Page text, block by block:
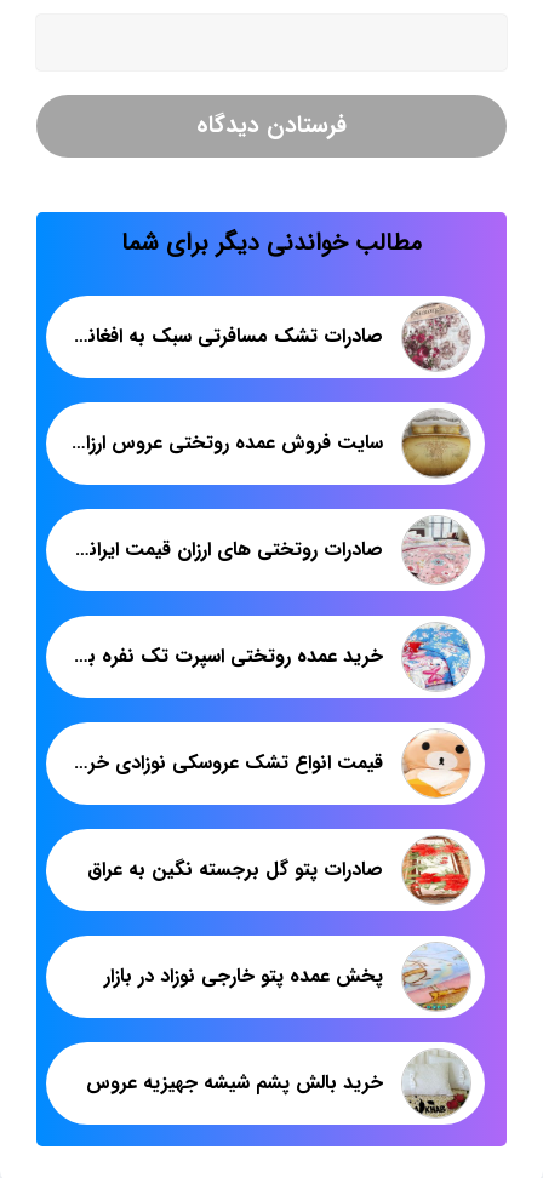
مطالب خواندنی دیگر برای شما
صادرات تشک مسافرتی سبک به افغانستان
سایت فروش عمده روتختی عروس ارزان قیمت
صادرات روتختی های ارزان قیمت ایرانی پاندا
خرید عمده روتختی اسپرت تک نفره برای صادرات
قیمت انواع تشک عروسکی نوزادی خرسی
صادرات پتو گل برجسته نگین به عراق
پخش عمده پتو خارجی نوزاد در بازار
خرید بالش پشم شیشه جهیزیه عروس